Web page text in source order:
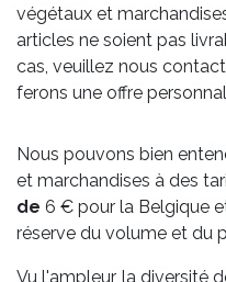
végétaux et
articles ne soient pas
cas, veuillez nous
ferons une offre
Nous pouvons bien
et marchandises à des
de 6 € pour la Belgique
réserve du volume et du
Vu l'ampleur, la diversité